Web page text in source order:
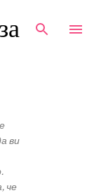
ви
че